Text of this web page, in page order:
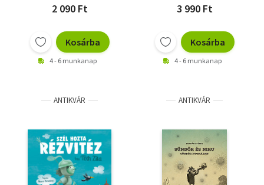
2 090 Ft
Kosárba
4 - 6 munkanap
3 990 Ft
Kosárba
4 - 6 munkanap
ANTIKVÁR ANTIKVÁR